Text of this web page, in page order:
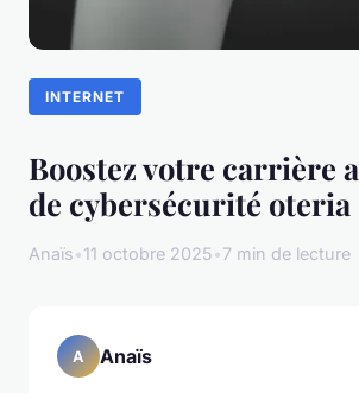
INTERNET
Boostez votre carrière
de cybersécurité oteria
Anaïs•11 octobre 2025•7 min de lecture
A Anaïs